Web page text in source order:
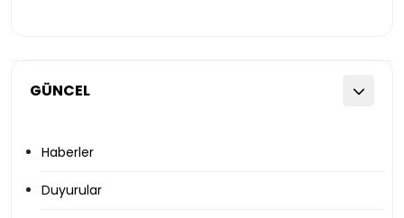
GÜNCEL
Haberler
Duyurular